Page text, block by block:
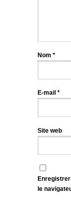
Nom *
E-mail *
Site web
Enregistrer
le